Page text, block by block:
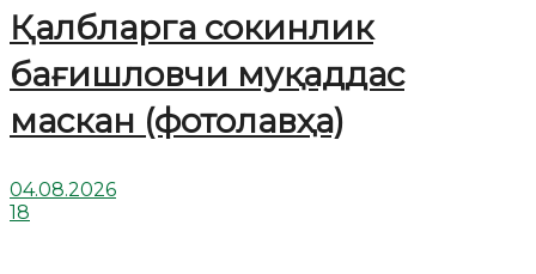
Қалбларга сокинлик
бағишловчи муқаддас
маскан (фотолавҳа)
04.08.2026
18